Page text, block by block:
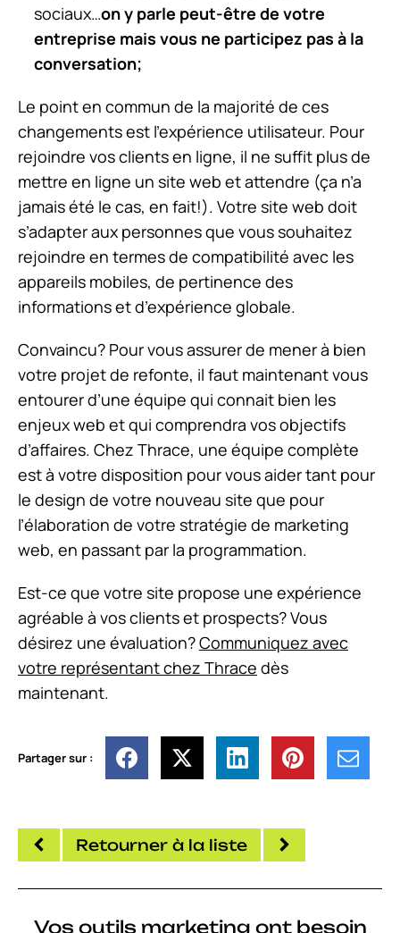
sociaux…on y parle peut-être de votre
entreprise mais vous ne participez pas à la
conversation;
Le point en commun de la majorité de ces
changements est l’expérience utilisateur. Pour
rejoindre vos clients en ligne, il ne suffit plus de
mettre en ligne un site web et attendre (ça n’a
jamais été le cas, en fait!). Votre site web doit
s’adapter aux personnes que vous souhaitez
rejoindre en termes de compatibilité avec les
appareils mobiles, de pertinence des
informations et d’expérience globale.
Convaincu? Pour vous assurer de mener à bien
votre projet de refonte, il faut maintenant vous
entourer d’une équipe qui connait bien les
enjeux web et qui comprendra vos objectifs
d’affaires. Chez Thrace, une équipe complète
est à votre disposition pour vous aider tant pour
le design de votre nouveau site que pour
l’élaboration de votre stratégie de marketing
web, en passant par la programmation.
Est-ce que votre site propose une expérience
agréable à vos clients et prospects? Vous
désirez une évaluation?Communiquez avec
votre représentant chez Thrace dès
maintenant.
Partager sur :
Retourner à la liste
Vos outils marketing ont besoin